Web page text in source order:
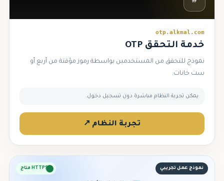
otp.alkmal.com
خدمة التحقق OTP
نموذج للتحقق من المستخدمين بواسطة رموز مؤقتة من أربع أو
ست خانات.
يمكن تجربة النظام مباشرة دون تسجيل دخول.
تجربة النظام ↗
نموذج عمل تجريبي HTTPS متاح